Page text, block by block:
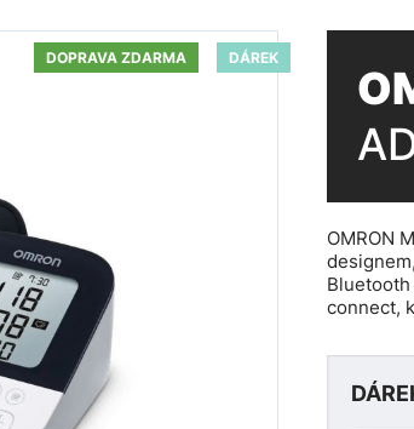
DOPRAVA ZDARMA DÁREK
OMRON
connect,